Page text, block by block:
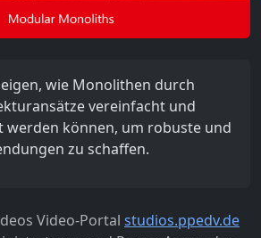
wie Monolithen durch
vereinfacht und
werden können, um robuste und
zu schaffen.
Video-Portal studios.ppedv.de